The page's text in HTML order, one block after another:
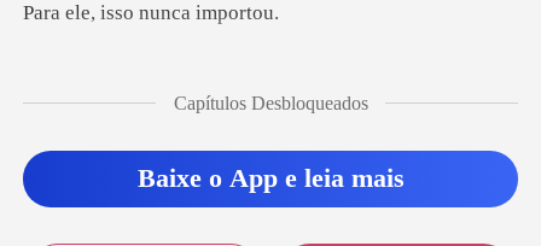
P
taria para a re
Capítulos Desbloqueados
Baixe o App e leia mais